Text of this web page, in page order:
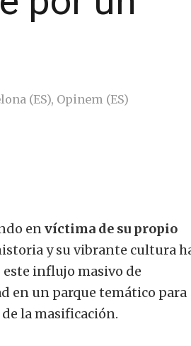
(ES), Opinem (ES)
envíctima de su propio
y su vibrante cultura
influjo masivo de
en un parque temático para
la masificación.